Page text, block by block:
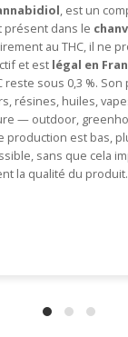
, est un
présent dans le
au THC, il ne
et est légal en
reste sous 0,3 %.
résines, huiles,
— outdoor,
production est bas,
sans que cela
la qualité du produit.